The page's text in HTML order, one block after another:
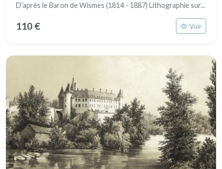
D'après le Baron de Wismes (1814 - 1887) Lithographie sur...
110 € Voir